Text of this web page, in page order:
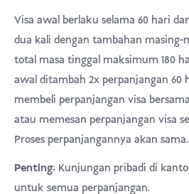
Visa awal berlaku selama 60 hari
dua kali dengan tambahan masing-
total masa tinggal maksimum 180
awal ditambah 2x perpanjangan 60
membeli perpanjangan visa
atau memesan perpanjangan visa
Proses perpanjangannya akan sama.
Penting: Kunjungan pribadi di
untuk semua perpanjangan.